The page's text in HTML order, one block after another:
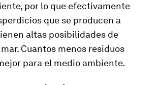
por lo que efectivamente
que se producen a
altas posibilidades de
Cuantos menos residuos
para el medio ambiente.